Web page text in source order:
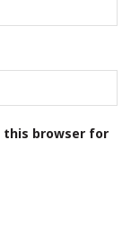
this browser for